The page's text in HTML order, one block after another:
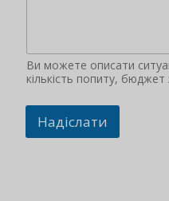
Ви можете описати
кількість попиту, бюджет
Надіслати